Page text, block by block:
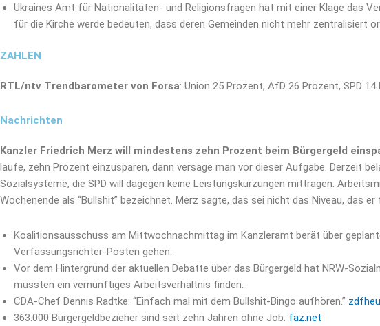
Ukraines Amt für Nationalitäten- und Religionsfragen hat mit einer Klage das
für die Kirche werde bedeuten, dass deren Gemeinden nicht mehr zentralisiert
ZAHLEN
RTL/ntv Trendbarometer von Forsa: Union 25 Prozent, AfD 26 Prozent, SPD
Nachrichten
Kanzler Friedrich Merz will mindestens zehn Prozent beim Bürgergeld
laufe, zehn Prozent einzusparen, dann versage man vor dieser Aufgabe. Derzeit
Sozialsysteme, die SPD will dagegen keine Leistungskürzungen mittragen.
Wochenende als “Bullshit” bezeichnet. Merz sagte, das sei nicht das Niveau, das
Koalitionsausschuss am Mittwochnachmittag im Kanzleramt berät über
Verfassungsrichter-Posten gehen.
Vor dem Hintergrund der aktuellen Debatte über das Bürgergeld hat NRW-
müssten ein vernünftiges Arbeitsverhältnis finden.
CDA-Chef Dennis Radtke: “Einfach mal mit dem Bullshit-Bingo aufhören.”
363.000 Bürgergeldbezieher sind seit zehn Jahren ohne Job. faz.net